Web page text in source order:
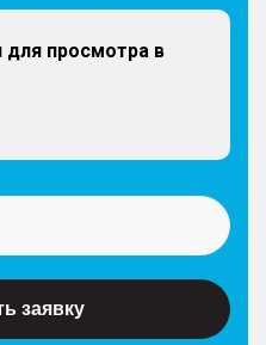
просмотра в
заявку